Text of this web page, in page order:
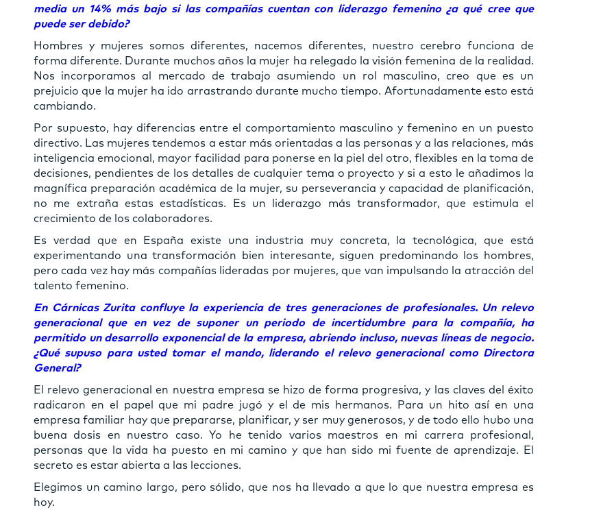
media un 14% más bajo si las compañías cuentan con liderazgo femenino ¿a qué cree que
puede ser debido?
Hombres y mujeres somos diferentes, nacemos diferentes, nuestro cerebro funciona de
forma diferente. Durante muchos años la mujer ha relegado la visión femenina de la realidad.
Nos incorporamos al mercado de trabajo asumiendo un rol masculino, creo que es un
prejuicio que la mujer ha ido arrastrando durante mucho tiempo. Afortunadamente esto está
cambiando.
Por supuesto, hay diferencias entre el comportamiento masculino y femenino en un puesto
directivo. Las mujeres tendemos a estar más orientadas a las personas y a las relaciones, más
inteligencia emocional, mayor facilidad para ponerse en la piel del otro, flexibles en la toma de
decisiones, pendientes de los detalles de cualquier tema o proyecto y si a esto le añadimos la
magnífica preparación académica de la mujer, su perseverancia y capacidad de planificación,
no me extraña estas estadísticas. Es un liderazgo más transformador, que estimula el
crecimiento de los colaboradores.
Es verdad que en España existe una industria muy concreta, la tecnológica, que está
experimentando una transformación bien interesante, siguen predominando los hombres,
pero cada vez hay más compañías lideradas por mujeres, que van impulsando la atracción del
talento femenino.
En Cárnicas Zurita confluye la experiencia de tres generaciones de profesionales. Un relevo
generacional que en vez de suponer un periodo de incertidumbre para la compañía, ha
permitido un desarrollo exponencial de la empresa, abriendo incluso, nuevas líneas de negocio.
¿Qué supuso para usted tomar el mando, liderando el relevo generacional como Directora
General?
El relevo generacional en nuestra empresa se hizo de forma progresiva, y las claves del éxito
radicaron en el papel que mi padre jugó y el de mis hermanos. Para un hito así en una
empresa familiar hay que prepararse, planificar, y ser muy generosos, y de todo ello hubo una
buena dosis en nuestro caso. Yo he tenido varios maestros en mi carrera profesional,
personas que la vida ha puesto en mi camino y que han sido mi fuente de aprendizaje. El
secreto es estar abierta a las lecciones.
Elegimos un camino largo, pero sólido, que nos ha llevado a que lo que nuestra empresa es
hoy.